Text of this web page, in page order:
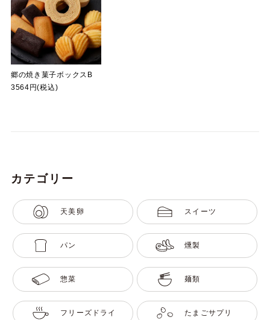
郷の焼き菓子ボックスB
3564円(税込)
カテゴリー
天美卵 スイーツ
パン 燻製
惣菜 麺類
フリーズドライ たまごサプリ